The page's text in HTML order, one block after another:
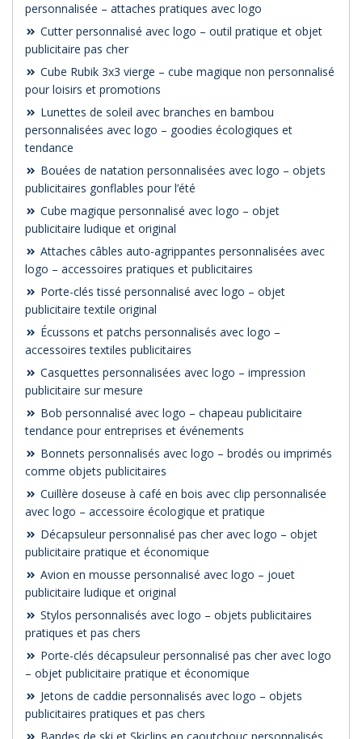
personnalisée – attaches pratiques avec logo
Cutter personnalisé avec logo – outil pratique et objet
publicitaire pas cher
Cube Rubik 3x3 vierge – cube magique non personnalisé
pour loisirs et promotions
Lunettes de soleil avec branches en bambou
personnalisées avec logo – goodies écologiques et
tendance
Bouées de natation personnalisées avec logo – objets
publicitaires gonflables pour l’été
Cube magique personnalisé avec logo – objet
publicitaire ludique et original
Attaches câbles auto-agrippantes personnalisées avec
logo – accessoires pratiques et publicitaires
Porte-clés tissé personnalisé avec logo – objet
publicitaire textile original
Écussons et patchs personnalisés avec logo –
accessoires textiles publicitaires
Casquettes personnalisées avec logo – impression
publicitaire sur mesure
Bob personnalisé avec logo – chapeau publicitaire
tendance pour entreprises et événements
Bonnets personnalisés avec logo – brodés ou imprimés
comme objets publicitaires
Cuillère doseuse à café en bois avec clip personnalisée
avec logo – accessoire écologique et pratique
Décapsuleur personnalisé pas cher avec logo – objet
publicitaire pratique et économique
Avion en mousse personnalisé avec logo – jouet
publicitaire ludique et original
Stylos personnalisés avec logo – objets publicitaires
pratiques et pas chers
Porte-clés décapsuleur personnalisé pas cher avec logo
– objet publicitaire pratique et économique
Jetons de caddie personnalisés avec logo – objets
publicitaires pratiques et pas chers